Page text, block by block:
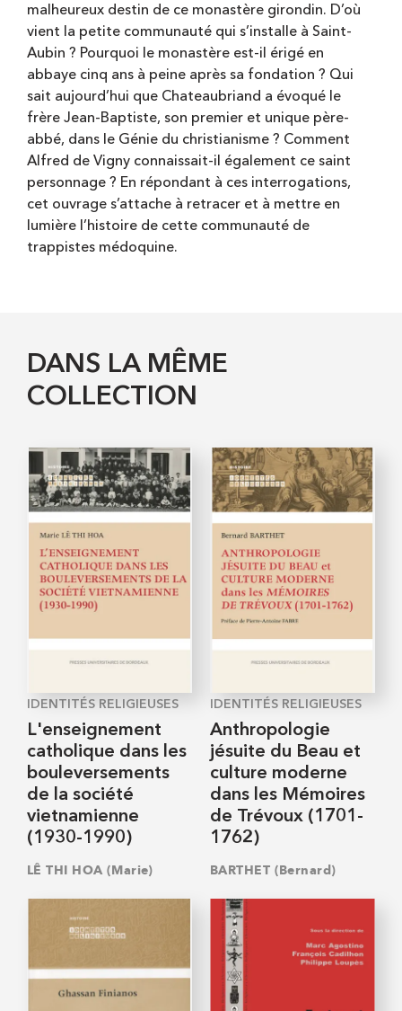
malheureux destin de ce monastère girondin. D’où
vient la petite communauté qui s’installe à Saint-
Aubin ? Pourquoi le monastère est-il érigé en
abbaye cinq ans à peine après sa fondation ? Qui
sait aujourd’hui que Chateaubriand a évoqué le
frère Jean-Baptiste, son premier et unique père-
abbé, dans le Génie du christianisme ? Comment
Alfred de Vigny connaissait-il également ce saint
personnage ? En répondant à ces interrogations,
cet ouvrage s’attache à retracer et à mettre en
lumière l’histoire de cette communauté de
trappistes médoquine.
DANS LA MÊME
COLLECTION
IDENTITÉS RELIGIEUSES
L'enseignement
catholique dans les
bouleversements
de la société
vietnamienne
(1930-1990)
LÊ THI HOA (Marie)
IDENTITÉS RELIGIEUSES
Anthropologie
jésuite du Beau et
culture moderne
dans les Mémoires
de Trévoux (1701-
1762)
BARTHET (Bernard)